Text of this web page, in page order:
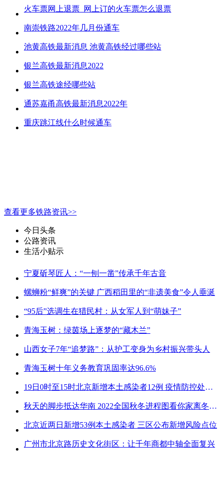
火车票网上退票_网上订的火车票怎么退票
南崇铁路2022年几月份通车
池黄高铁最新消息 池黄高铁经过哪些站
银兰高铁最新消息2022
银兰高铁途经哪些站
通苏嘉甬高铁最新消息2022年
重庆跳江线什么时候通车
查看更多铁路资讯>>
今日头条
公路资讯
生活小贴示
宁夏斫琴匠人：“一刨一凿”传承千年古音
螺蛳粉“鲜爽”的关键 广西稻田里的“非遗美食”令人垂涎
“95后”选调生在猎民村：从女军人到“萌妹子”
青海玉树：绿茵场上逐梦的“藏木兰”
山西女子7年“追梦路”：从护工变身为乡村振兴带头人
青海玉树十年义务教育巩固率达96.6%
19日0时至15时北京新增本土感染者12例 疫情防控处关键时刻
秋天的脚步抵达华南 2022全国秋冬进程图看你家离冬天有多远
北京近两日新增53例本土感染者 三区公布新增风险点位
广州市北京路历史文化街区：让千年商都中轴全面复兴